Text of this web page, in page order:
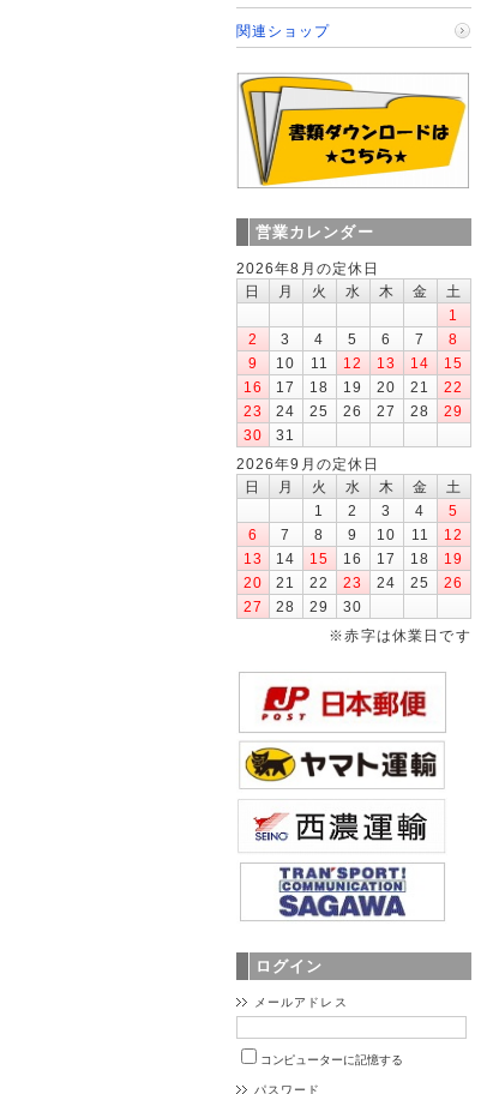
関連ショップ
営業カレンダー
2026年8月の定休日
日
月 火 水 木 金
土
1
2
3 4 5 6 7
8
9
10 11 12 13 14
15
16
17 18 19 20 21
22
23
24 25 26 27 28
29
30
31
2026年9月の定休日
日
月 火 水 木 金
土
1
2 3 4
5
6
7 8 9 10 11
12
13
14 15 16 17 18
19
20
21 22 23 24 25
26
27
28 29
30
※赤字は休業日です
ログイン
メールアドレス
コンピューターに記憶する
パスワード